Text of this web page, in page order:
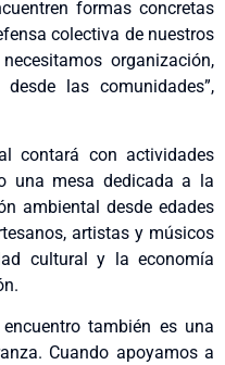
formas concretas
colectiva de nuestros
organización,
las comunidades”,
contará con actividades
una mesa dedicada a la
ambiental desde edades
artistas y músicos
cultural y la economía
también es una
Cuando apoyamos a